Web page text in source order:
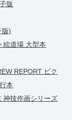
版
版)
絵道場 大型本
REPORT ピク
本
神技作画シリーズ